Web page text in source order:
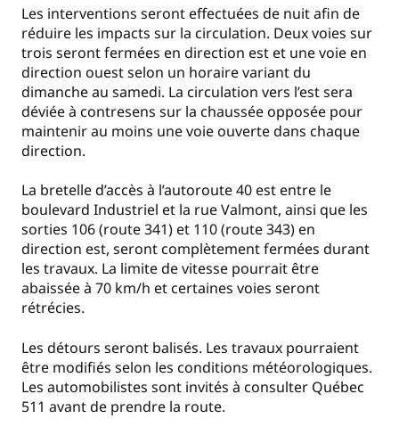
Les interventions seront effectuées de nuit afin de
réduire les impacts sur la circulation. Deux voies sur
trois seront fermées en direction est et une voie en
direction ouest selon un horaire variant du
dimanche au samedi. La circulation vers l’est sera
déviée à contresens sur la chaussée opposée pour
maintenir au moins une voie ouverte dans chaque
direction.
La bretelle d’accès à l’autoroute 40 est entre le
boulevard Industriel et la rue Valmont, ainsi que les
sorties 106 (route 341) et 110 (route 343) en
direction est, seront complètement fermées durant
les travaux. La limite de vitesse pourrait être
abaissée à 70 km/h et certaines voies seront
rétrécies.
Les détours seront balisés. Les travaux pourraient
être modifiés selon les conditions météorologiques.
Les automobilistes sont invités à consulter Québec
511 avant de prendre la route.